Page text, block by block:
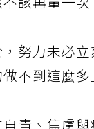
該再量一
努力未必
不到這麼